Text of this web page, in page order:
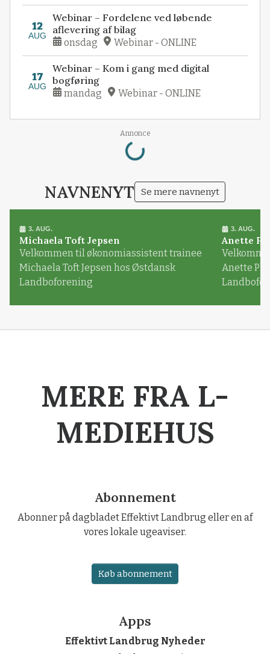
12
AUG
Webinar – Fordelene ved løbende
aflevering af bilag
onsdag Webinar - ONLINE
17
AUG
Webinar – Kom i gang med digital
bogføring
mandag Webinar - ONLINE
Annonce
Loading...
NAVNENYT Se mere navnenyt
3. AUG.
Michaela Toft Jepsen
Velkommen til økonomiassistent trainee
Michaela Toft Jepsen hos Østdansk
Landboforening
3. AUG.
Anette
Anette
MERE FRA L-
MEDIEHUS
Abonnement
Abonner på dagbladet Effektivt Landbrug eller en af
vores lokale ugeaviser.
Køb abonnement
Apps
Effektivt Landbrug Nyheder